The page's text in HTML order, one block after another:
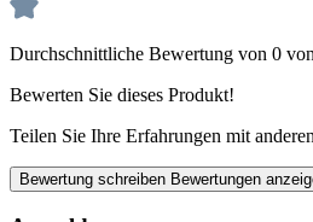
Durchschnittliche Bewertung von 0
Bewerten Sie dieses Produkt!
Teilen Sie Ihre Erfahrungen mit
Bewertung schreiben Bewertungen